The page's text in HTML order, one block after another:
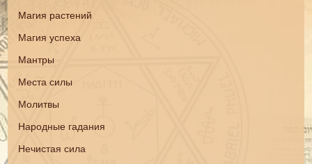
Магия растений
Магия успеха
Мантры
Места силы
Молитвы
Народные гадания
Нечистая сила